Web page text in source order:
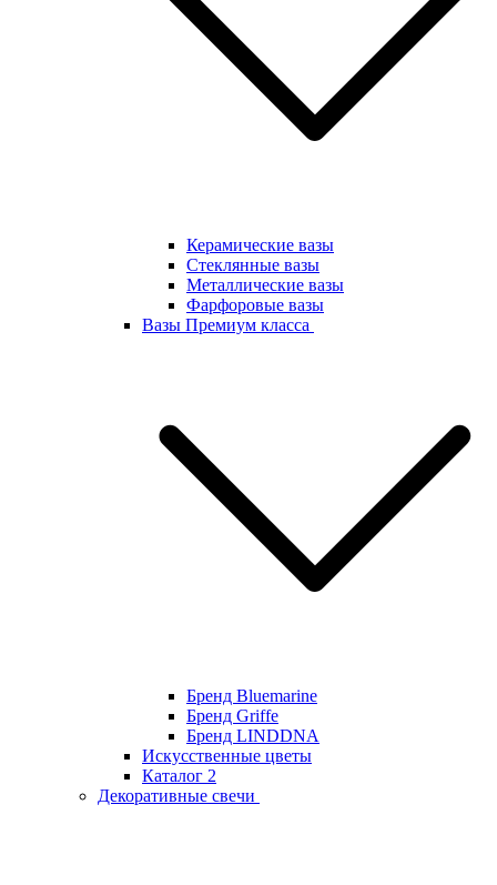
Керамические вазы
Стеклянные вазы
Металлические вазы
Фарфоровые вазы
Вазы Премиум класса
Бренд Bluemarine
Бренд Griffe
Бренд LINDDNA
Искусственные цветы
Каталог 2
Декоративные свечи